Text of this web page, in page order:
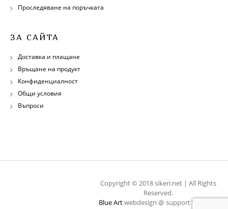
Проследяване на поръчката
ЗА САЙТА
Доставка и плащане
Връщане на продукт
Конфиденциалност
Общи условия
Въпроси
Copyright © 2018 sikeri.net | All Rights
Reserved.
Blue Artwebdesign @ supportWebOps